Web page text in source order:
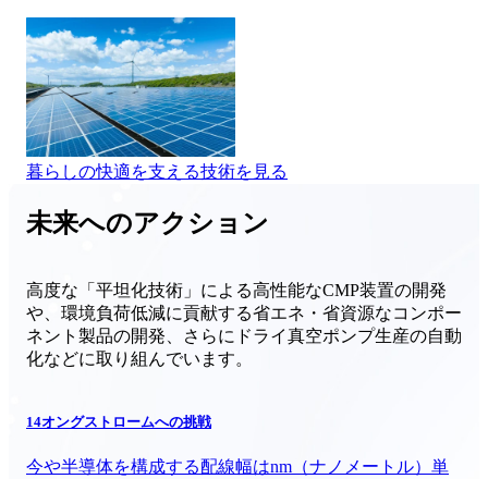
暮らしの快適を支える技術を見る
未来へのアクション
高度な「平坦化技術」による高性能なCMP装置の開発
や、環境負荷低減に貢献する省エネ・省資源なコンポー
ネント製品の開発、さらにドライ真空ポンプ生産の自動
化などに取り組んでいます。
14オングストロームへの挑戦
今や半導体を構成する配線幅はnm（ナノメートル）単